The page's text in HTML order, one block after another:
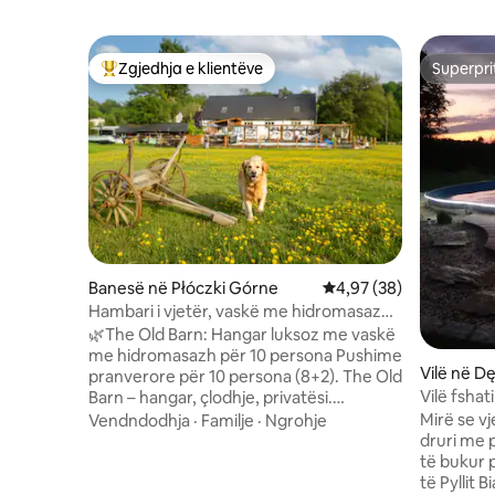
Më të mirat e zgjedhjeve të klientëve
Zgjedhja e klientëve
Banesë në Płóczki Górne Vlerësimi mesatar
4,97 (38)
Hambari i vjetër, vaskë me hidromasazh,
spa, 8-10 vende fjetjeje
🌿The Old Barn: Hangar luksoz me vaskë
me hidromasazh për 10 persona Pushime
pranverore për 10 persona (8+2). The Old
Barn – hangar, çlodhje, privatësi.
✨Shërbimet: Vaskë me hidromasazh në
Vendndodhja · Familje · Ngrohje
Vilë në
Vilë
Oak Gaju
Mirë se
druri me
të bukur
të Pyllit